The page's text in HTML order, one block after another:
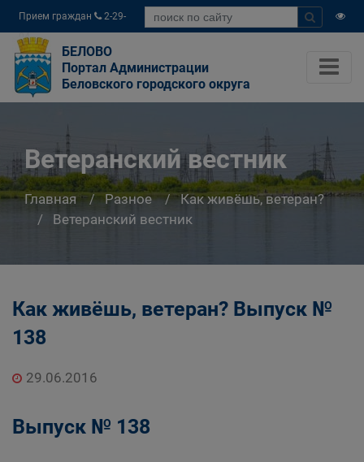
Прием граждан
2-29-
04
БЕЛОВО
Портал Администрации
Беловского городского округа
Ветеранский вестник
Главная Разное
Как живёшь, ветеран?
Ветеранский вестник
Как живёшь, ветеран? Выпуск №
138
29.06.2016
Выпуск № 138